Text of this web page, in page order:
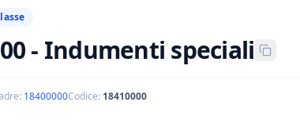
- Indumenti speciali
18400000Codice: 18410000